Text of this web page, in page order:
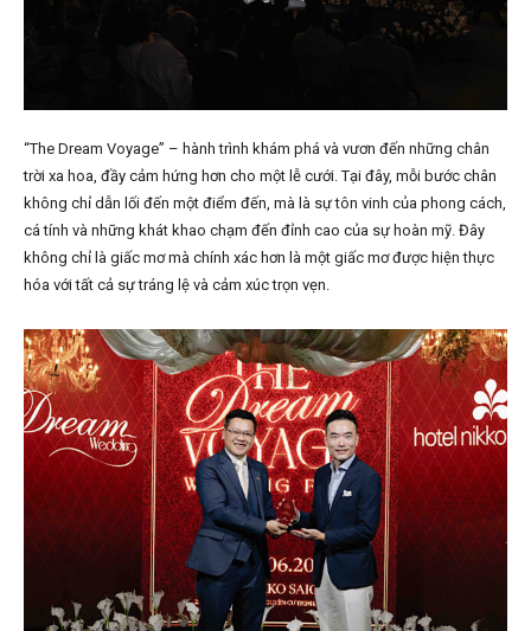
“The Dream Voyage” – hành trình khám phá và vươn đến những chân
trời xa hoa, đầy cảm hứng hơn cho một lễ cưới. Tại đây, mỗi bước chân
không chỉ dẫn lối đến một điểm đến, mà là sự tôn vinh của phong cách,
cá tính và những khát khao chạm đến đỉnh cao của sự hoàn mỹ. Đây
không chỉ là giấc mơ mà chính xác hơn là một giấc mơ được hiện thực
hóa với tất cả sự tráng lệ và cảm xúc trọn vẹn.